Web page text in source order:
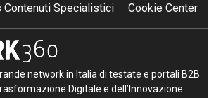
Contenuti Specialistici
Cookie Center
network in Italia di testate e portali B2B
Digitale e dell’Innovazione